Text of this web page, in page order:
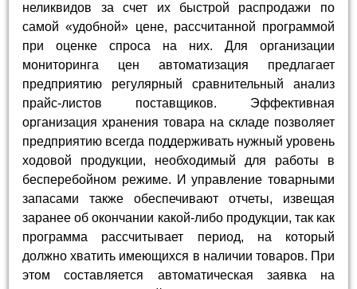
неликвидов за счет их быстрой распродажи по
самой «удобной» цене, рассчитанной программой
при оценке спроса на них. Для организации
мониторинга цен автоматизация предлагает
предприятию регулярный сравнительный анализ
прайс-листов поставщиков. Эффективная
организация хранения товара на складе позволяет
предприятию всегда поддерживать нужный уровень
ходовой продукции, необходимый для работы в
бесперебойном режиме. И управление товарными
запасами также обеспечивают отчеты, извещая
заранее об окончании какой-либо продукции, так как
программа рассчитывает период, на который
должно хватить имеющихся в наличии товаров. При
этом составляется автоматическая заявка на